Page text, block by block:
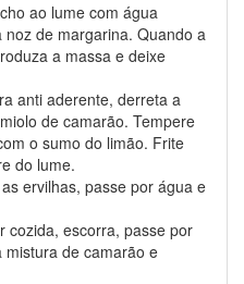
ao lume com água
de margarina. Quando a
a massa e deixe
anti aderente, derreta a
de camarão. Tempere
o sumo do limão. Frite
do lume.
ervilhas, passe por água e
cozida, escorra, passe por
de camarão e